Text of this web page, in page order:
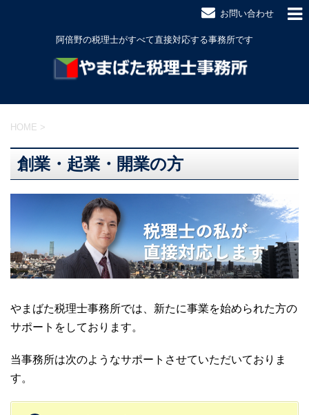
お問い合わせ
阿倍野の税理士がすべて直接対応する事務所です
HOME >
創業・起業・開業の方
やまばた税理士事務所では、新たに事業を始められた方の
サポートをしております。
当事務所は次のようなサポートさせていただいておりま
す。